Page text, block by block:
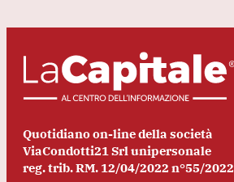
Quotidiano on-line della società
ViaCondotti21 Srl unipersonale
reg. trib. RM. 12/04/2022 n°55/2022